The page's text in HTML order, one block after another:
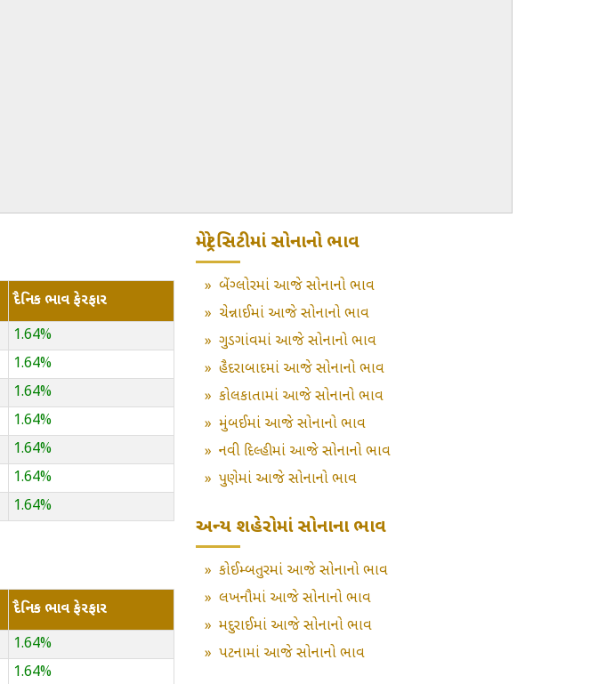
દૈનિક ભાવ ફેરફાર
1.64%
1.64%
1.64%
1.64%
1.64%
1.64%
1.64%
દૈનિક ભાવ ફેરફાર
1.64%
1.64%
મેટ્રો સિટીમાં સોનાનો ભાવ
» બેંગ્લોરમાં આજે સોનાનો ભાવ
» ચેન્નાઈમાં આજે સોનાનો ભાવ
» ગુડગાંવમાં આજે સોનાનો ભાવ
» હૈદરાબાદમાં આજે સોનાનો ભાવ
» કોલકાતામાં આજે સોનાનો ભાવ
» મુંબઈમાં આજે સોનાનો ભાવ
» નવી દિલ્હીમાં આજે સોનાનો ભાવ
» પુણેમાં આજે સોનાનો ભાવ
અન્ય શહેરોમાં સોનાના ભાવ
» કોઈમ્બતુરમાં આજે સોનાનો ભાવ
» લખનૌમાં આજે સોનાનો ભાવ
» મદુરાઈમાં આજે સોનાનો ભાવ
» પટનામાં આજે સોનાનો ભાવ